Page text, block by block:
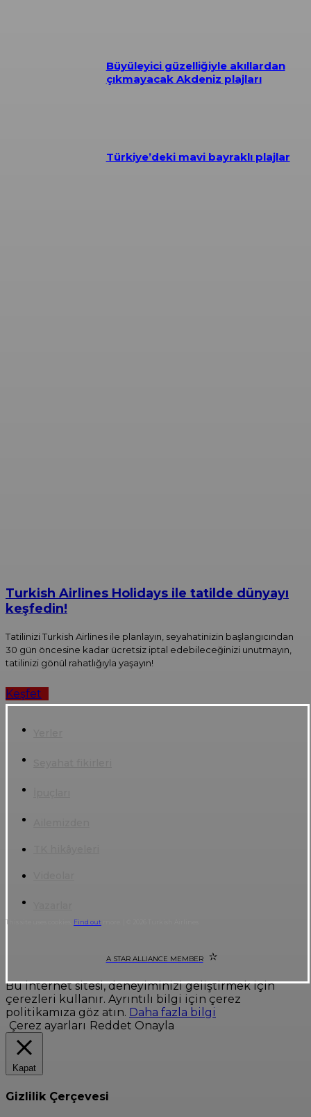
Büyüleyici güzelliğiyle akıllardan
çıkmayacak Akdeniz plajları
Türkiye’deki mavi bayraklı plajlar
Turkish Airlines Holidays ile tatilde dünyayı
keşfedin!
Tatilinizi Turkish Airlines ile planlayın, seyahatinizin başlangıcından
30 gün öncesine kadar ücretsiz iptal edebileceğinizi unutmayın,
tatilinizi gönül rahatlığıyla yaşayın!
Keşfet
This site uses cookies. Find out
A STAR ALLIANCE MEMBER
Bu internet sitesi, deneyiminizi geliştirmek için
çerezleri kullanır. Ayrıntılı bilgi için çerez
politikamıza göz atın. Daha fazla bilgi
Çerez ayarları Reddet Onayla
Kapat
Gizlilik Çerçevesi